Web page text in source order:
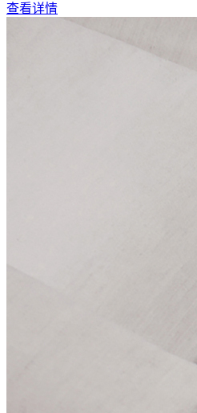
查看详情